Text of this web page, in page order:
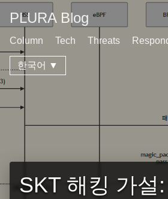
PLURA Blog
Column Tech Threats
한국어 ▼
SKT 해킹 가설